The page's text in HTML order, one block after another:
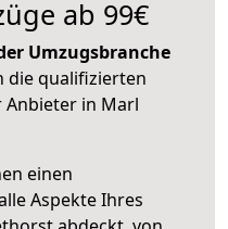
ab 99€
Umzugsbranche
die qualifizierten
Anbieter in Marl
einen
Aspekte Ihres